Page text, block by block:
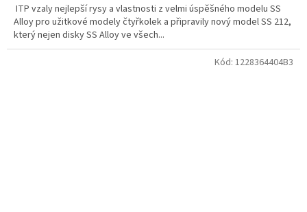
ITP vzaly nejlepší rysy a vlastnosti z velmi úspěšného modelu SS
Alloy pro užitkové modely čtyřkolek a připravily nový model SS 212,
který nejen disky SS Alloy ve všech...
Kód: 1228364404B3